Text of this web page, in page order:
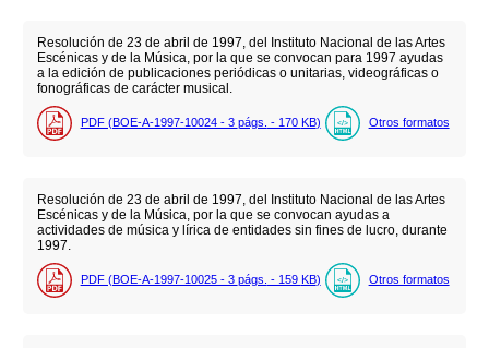
Resolución de 23 de abril de 1997, del Instituto Nacional de las Artes
Escénicas y de la Música, por la que se convocan para 1997 ayudas
a la edición de publicaciones periódicas o unitarias, videográficas o
fonográficas de carácter musical.
PDF (BOE-A-1997-10024 - 3 págs. - 170 KB) Otros formatos
Resolución de 23 de abril de 1997, del Instituto Nacional de las Artes
Escénicas y de la Música, por la que se convocan ayudas a
actividades de música y lírica de entidades sin fines de lucro, durante
1997.
PDF (BOE-A-1997-10025 - 3 págs. - 159 KB) Otros formatos